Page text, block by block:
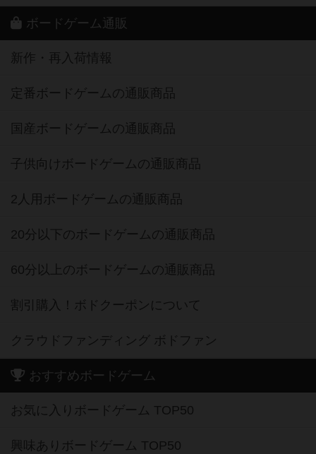
ボードゲーム通販
新作・再入荷情報
定番ボードゲームの通販商品
国産ボードゲームの通販商品
子供向けボードゲームの通販商品
2人用ボードゲームの通販商品
20分以下のボードゲームの通販商品
60分以上のボードゲームの通販商品
割引購入！ボドクーポンについて
クラウドファンディング ボドファン
おすすめボードゲーム
お気に入りボードゲーム TOP50
興味ありボードゲーム TOP50